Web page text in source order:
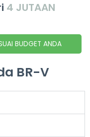
4 JUTAAN
BUDGET ANDA
BR-V